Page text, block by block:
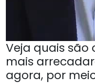
Veja quais são
mais
agora, por